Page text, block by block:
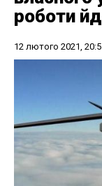
роботи
12 лютого 2021,